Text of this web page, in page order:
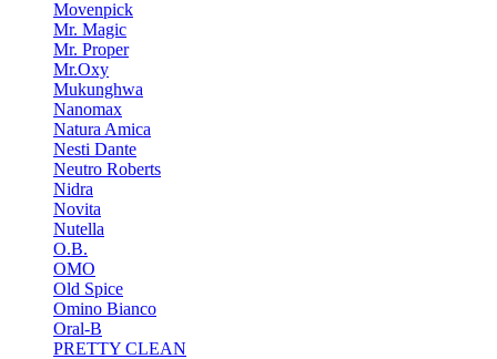
Movenpick
Mr. Magic
Mr. Proper
Mr.Oxy
Mukunghwa
Nanomax
Natura Amica
Nesti Dante
Neutro Roberts
Nidra
Novita
Nutella
O.B.
OMO
Old Spice
Omino Bianco
Oral-B
PRETTY CLEAN